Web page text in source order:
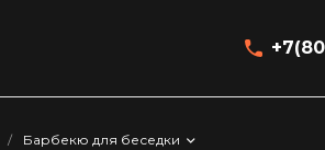
/ Барбекю для беседки